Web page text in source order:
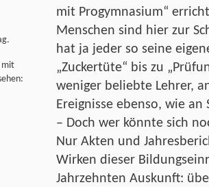
mit Progymnasium“
Menschen sind hier zur
hat ja jeder so seine
„Zuckertüte“ bis zu
weniger beliebte Lehrer,
Ereignisse ebenso, wie an
– Doch wer könnte sich
Nur Akten und
Wirken dieser
Jahrzehnten Auskunft:
mit